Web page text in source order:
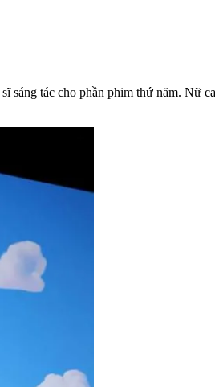
sáng tác cho phần phim thứ năm. Nữ